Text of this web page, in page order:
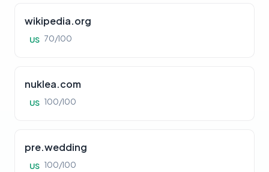
wikipedia.org
US 70/100
nuklea.com
US 100/100
pre.wedding
US 100/100